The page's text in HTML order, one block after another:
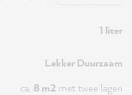
1 liter
Lekker Duurzaam
ca. 8 m2 met twee lagen